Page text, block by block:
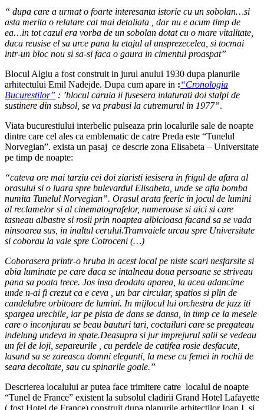
“ dupa care a urmat o foarte interesanta istorie cu un sobolan…si
asta merita o relatare cat mai detaliata , dar nu e acum timp de
ea…in tot cazul era vorba de un sobolan dotat cu o mare vitalitate,
daca reusise el sa urce pana la etajul al unsprezecelea, si tocmai
intr-un bloc nou si sa-si faca o gaura in cimentul proaspat”
Blocul Algiu a fost construit in jurul anului 1930 dupa planurile
arhitectului Emil Nadejde. Dupa cum apare in :“Cronologia
Bucurestilor” : ’blocul caruia ii fusesera inlaturati doi stalpi de
sustinere din subsol, se va prabusi la cutremurul in 1977”.
Viata bucurestiului interbelic pulseaza prin localurile sale de noapte
dintre care cel ales ca emblematic de catre Preda este “Tunelul
Norvegian”. exista un pasaj ce descrie zona Elisabeta – Universitate
pe timp de noapte:
“cateva ore mai tarziu cei doi ziaristi iesisera in frigul de afara al
orasului si o luara spre bulevardul Elisabeta, unde se afla bomba
numita Tunelul Norvegian”. Orasul arata feeric in jocul de lumini
al reclamelor si al cinematografelor, numeroase si aici si care
tasneau albastre si rosii prin noaptea albicioasa facand sa se vada
ninsoarea sus, in inaltul cerului.Tramvaiele urcau spre Universitate
si coborau la vale spre Cotroceni (…)
Coborasera printr-o hruba in acest local pe niste scari nesfarsite si
abia luminate pe care daca se intalneau doua persoane se striveau
pana sa poata trece. Jos insa deodata aparea, la acea adancime
unde n-ai fi crezut ca e ceva , un bar circular, spatios si plin de
candelabre orbitoare de lumini. In mijlocul lui orchestra de jazz iti
spargea urechile, iar pe pista de dans se dansa, in timp ce la mesele
care o inconjurau se beau bauturi tari, coctailuri care se pregateau
indelung undeva in spate.Deasupra si jur imprejurul salii se vedeau
un fel de loji, separeurile , cu perdele de catifea rosie desfacute,
lasand sa se zareasca domni eleganti, la mese cu femei in rochii de
seara decoltate, sau cu spinarile goale.”
Descrierea localului ar putea face trimitere catre localul de noapte
“Tunel de France” existent la subsolul cladirii Grand Hotel Lafayette
( fost Hotel de France) construit dupa planurile arhitectilor Ioan I. si